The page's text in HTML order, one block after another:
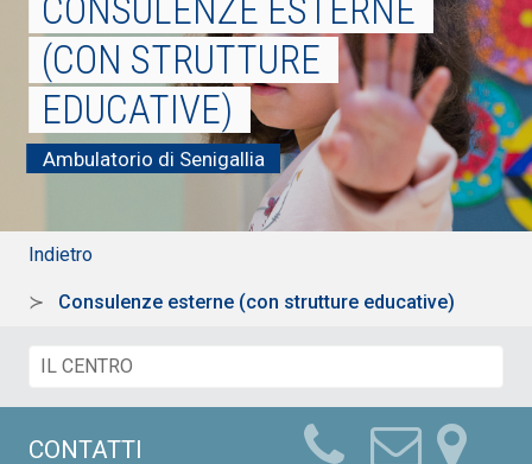
CONSULENZE ESTERNE
(CON STRUTTURE
EDUCATIVE)
Ambulatorio di Senigallia
Indietro
Consulenze esterne (con strutture educative)
CONTATTI